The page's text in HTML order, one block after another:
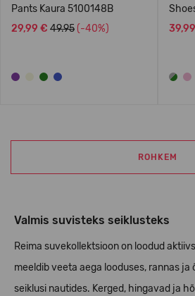
Pants Kaura 5100148B
29,99 € 49.95 (-40%)
ROHKEM
Valmis suvisteks seiklusteks
Reima suvekollektsioon on loodud
meeldib veeta aega looduses, rannas ja
seiklusi nautides. Kerged, hingavad ja